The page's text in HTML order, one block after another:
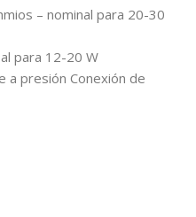
– nominal para 20-30
para 12-20 W
a presión Conexión de